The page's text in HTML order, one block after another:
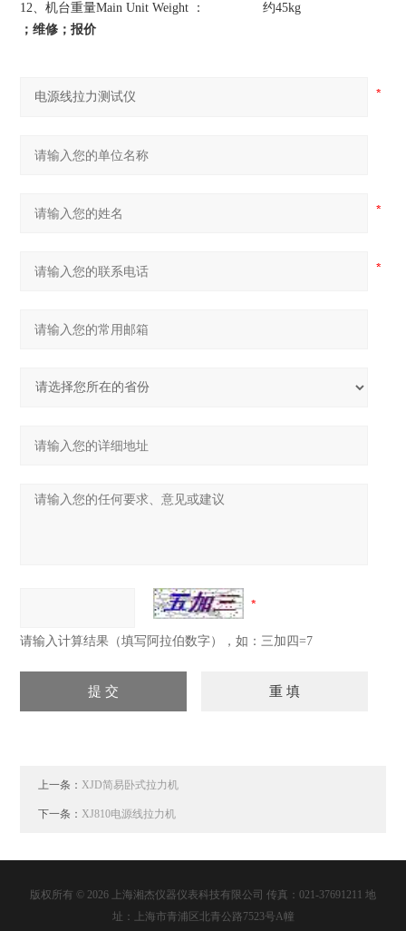
12、机台重量Main Unit Weight ： 约45kg
；维修；报价
请输入计算结果（填写阿拉伯数字），如：三加四=7
上一条：XJD简易卧式拉力机
下一条：XJ810电源线拉力机
版权所有 © 2026 上海湘杰仪器仪表科技有限公司 传真：021-37691211 地
址：上海市青浦区北青公路7523号A幢